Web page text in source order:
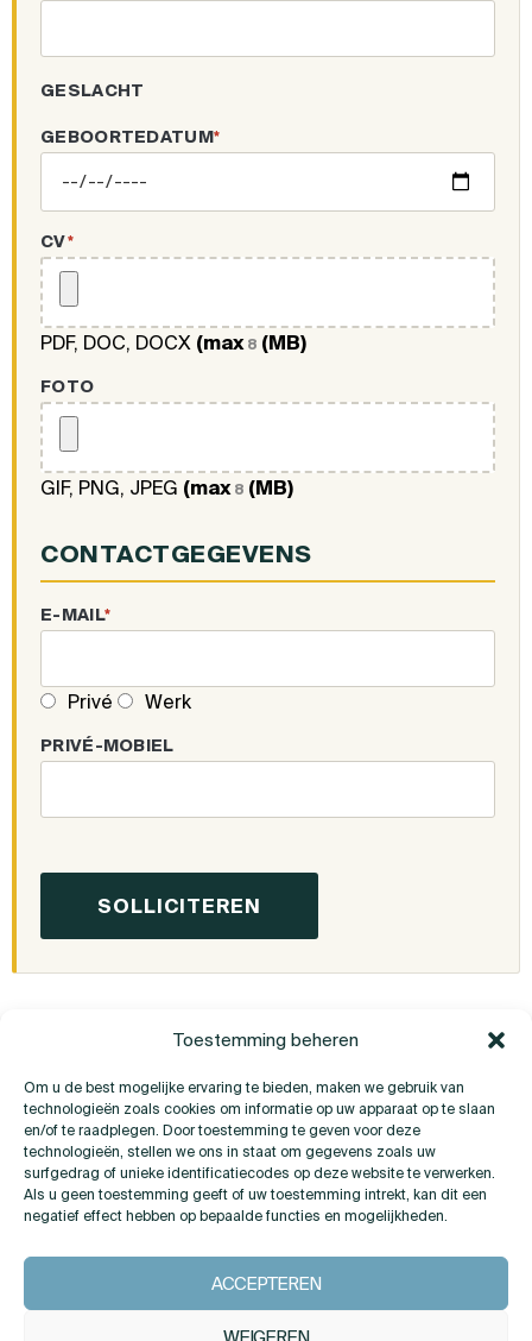
Toestemming beheren
Om u de best mogelijke ervaring te bieden, maken we gebruik van
technologieën zoals cookies om informatie op uw apparaat op te slaan
en/of te raadplegen. Door toestemming te geven voor deze
technologieën, stellen we ons in staat om gegevens zoals uw
surfgedrag of unieke identificatiecodes op deze website te verwerken.
Als u geen toestemming geeft of uw toestemming intrekt, kan dit een
negatief effect hebben op bepaalde functies en mogelijkheden.
ACCEPTEREN
WEIGEREN
GESLACHT
GEBOORTEDATUM*
CV*
PDF, DOC, DOCX (max 8 (MB)
FOTO
GIF, PNG, JPEG (max 8 (MB)
CONTACTGEGEVENS
E-MAIL*
Privé Werk
PRIVÉ-MOBIEL
Heeft u vragen?